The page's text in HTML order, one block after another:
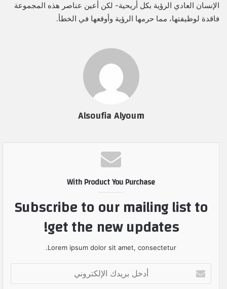
الإنسان العادي الرؤية بكل أريحية- لكن أعين عناصر هذه المجموعة
فاقدة لوظيفتها، مما حرمها الرؤية وأوقعها في الخطأ.
Alsoufia Alyoum
With Product You Purchase
Subscribe to our mailing list to
get the new updates!
Lorem ipsum dolor sit amet, consectetur.